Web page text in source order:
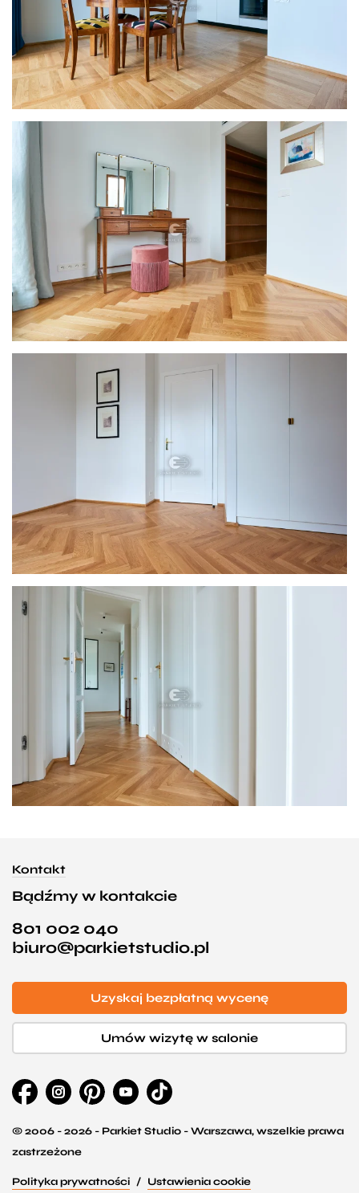
Kontakt
Bądźmy w kontakcie
801 002 040
biuro@parkietstudio.pl
Uzyskaj bezpłatną wycenę
Umów wizytę w salonie
© 2006 - 2026 - Parkiet Studio - Warszawa, wszelkie prawa
zastrzeżone
Polityka prywatności Ustawienia cookie